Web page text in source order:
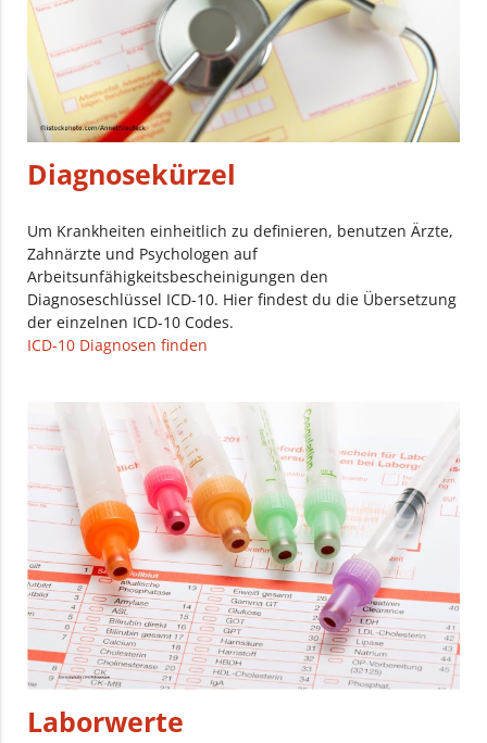
Diagnosekürzel
Um Krankheiten einheitlich zu definieren, benutzen Ärzte,
Zahnärzte und Psychologen auf
Arbeitsunfähigkeitsbescheinigungen den
Diagnoseschlüssel ICD-10. Hier findest du die Übersetzung
der einzelnen ICD-10 Codes.
ICD-10 Diagnosen finden
Laborwerte